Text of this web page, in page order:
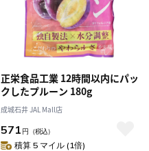
正栄食品工業 12時間以内にパッ
クしたプルーン 180g
成城石井 JAL Mall店
571 円 （税込）
積算 5 マイル (1倍)